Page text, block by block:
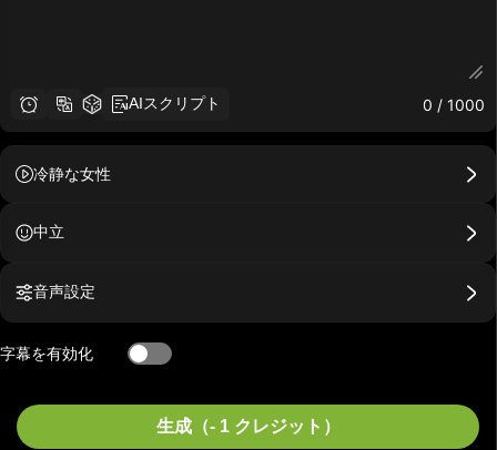
AIスクリプト 0 / 1000
冷静な女性
中立
音声設定
字幕を有効化
生成（- 1 クレジット）